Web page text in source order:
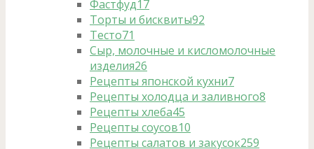
Фастфуд17
Торты и бисквиты92
Тесто71
Сыр, молочные и кисломолочные
изделия26
Рецепты японской кухни7
Рецепты холодца и заливного8
Рецепты хлеба45
Рецепты соусов10
Рецепты салатов и закусок259